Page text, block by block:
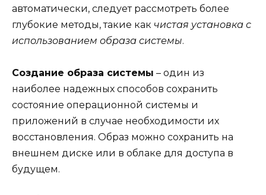
автоматически, следует рассмотреть более
глубокие методы, такие как чистая установка с
использованием образа системы.
Создание образа системы – один из
наиболее надежных способов сохранить
состояние операционной системы и
приложений в случае необходимости их
восстановления. Образ можно сохранить на
внешнем диске или в облаке для доступа в
будущем.